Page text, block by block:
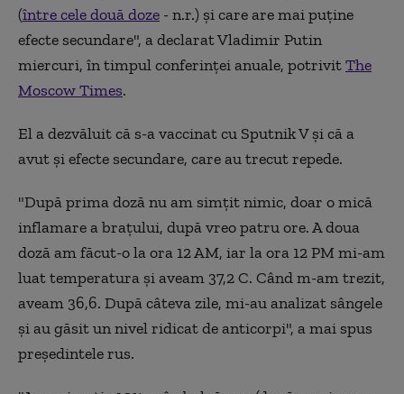
(între cele două doze - n.r.) și care are mai puține
efecte secundare", a declarat Vladimir Putin
miercuri, în timpul conferinței anuale, potrivitThe
Moscow Times.
El a dezvăluit că s-a vaccinat cu Sputnik V și că a
avut și efecte secundare, care au trecut repede.
"După prima doză nu am simțit nimic, doar o mică
inflamare a brațului, după vreo patru ore. A doua
doză am făcut-o la ora 12 AM, iar la ora 12 PM mi-am
luat temperatura și aveam 37,2 C. Când m-am trezit,
aveam 36,6. După câteva zile, mi-au analizat sângele
și au găsit un nivel ridicat de anticorpi", a mai spus
președintele rus.